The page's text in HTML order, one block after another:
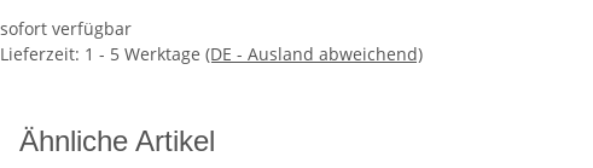
sofort verfügbar
Lieferzeit: 1 - 5 Werktage (DE - Ausland abweichend)
Ähnliche Artikel